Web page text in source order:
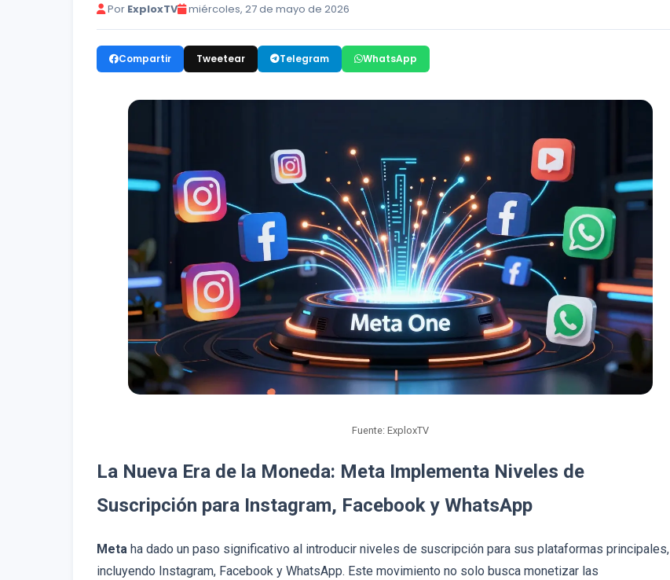
Por ExploxTV miércoles, 27 de mayo de 2026
Compartir Tweetear Telegram WhatsApp
Fuente: ExploxTV
La Nueva Era de la Moneda: Meta Implementa Niveles de
Suscripción para Instagram, Facebook y WhatsApp
Meta ha dado un paso significativo al introducir niveles de suscripción para sus plataformas principales,
incluyendo Instagram, Facebook y WhatsApp. Este movimiento no solo busca monetizar las